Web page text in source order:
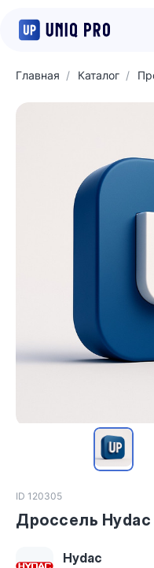
Главная Каталог
ID 120305
Дроссель Hydac
Hydac